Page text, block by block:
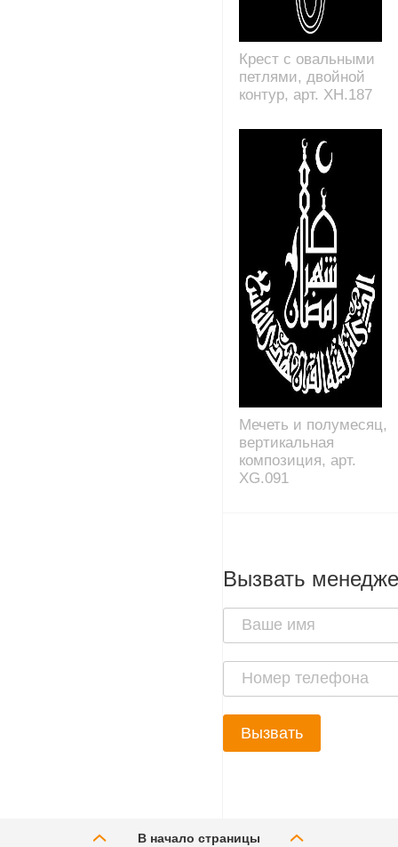
Крест с овальными
петлями, двойной
контур, арт. XH.187
Мечеть и полумесяц,
вертикальная
композиция, арт.
XG.091
Вызвать
Вызвать
В начало страницы